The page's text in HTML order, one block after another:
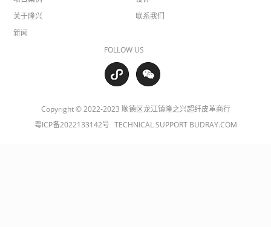
关于隆兴
新闻
联系我们
FOLLOW US
Copyright © 2022-2023 顺德区龙江镇隆之兴超纤皮革商行
粤ICP备2022133142号 TECHNICAL SUPPORT BUDRAY.COM